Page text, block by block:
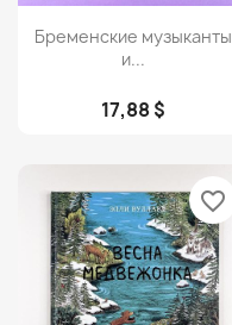
Просмотр
Бременские музыканты
и...
17,88 $
favorite_border